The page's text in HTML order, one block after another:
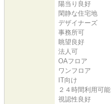
陽当り良好
閑静な住宅地
デザイナーズ
事務所可
眺望良好
法人可
OAフロア
ワンフロア
IT向け
２４時間利用可能
視認性良好